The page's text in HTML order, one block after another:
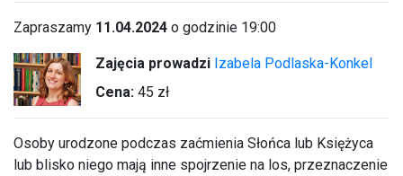
Zapraszamy 11.04.2024 o godzinie 19:00
Zajęcia prowadzi Izabela Podlaska-Konkel
Cena: 45 zł
Osoby urodzone podczas zaćmienia Słońca lub Księżyca
lub blisko niego mają inne spojrzenie na los, przeznaczenie